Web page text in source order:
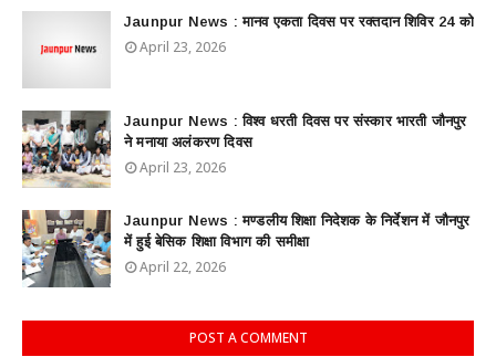
Jaunpur News : ​मानव एकता दिवस पर रक्तदान शिविर 24 को
April 23, 2026
Jaunpur News : विश्व धरती दिवस पर संस्कार भारती जौनपुर
ने मनाया अलंकरण दिवस
April 23, 2026
Jaunpur News : ​मण्डलीय शिक्षा निदेशक के निर्देशन में जौनपुर
में हुई बेसिक शिक्षा विभाग की समीक्षा
April 22, 2026
POST A COMMENT